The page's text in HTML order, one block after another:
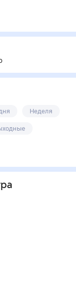
Неделя